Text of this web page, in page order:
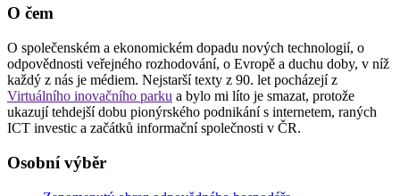
O čem
O společenském a ekonomickém dopadu nových technologií, o
odpovědnosti veřejného rozhodování, o Evropě a duchu doby, v níž
každý z nás je médiem. Nejstarší texty z 90. let pocházejí z
Virtuálního inovačního parku a bylo mi líto je smazat, protože
ukazují tehdejší dobu pionýrského podnikání s internetem, raných
ICT investic a začátků informační společnosti v ČR.
Osobní výběr